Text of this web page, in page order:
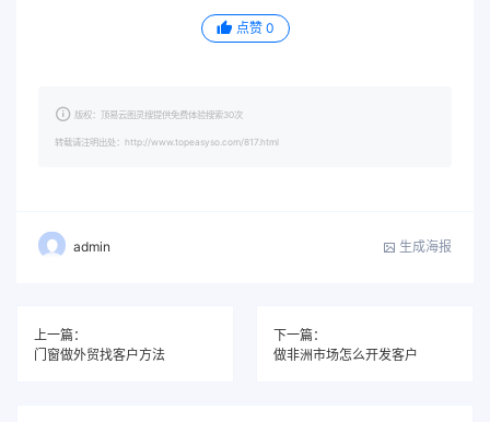
点赞 0
版权：顶易云图灵搜提供免费体验搜索30次
转载请注明出处：http://www.topeasyso.com/817.html
admin 生成海报
上一篇：
门窗做外贸找客户方法
下一篇：
做非洲市场怎么开发客户